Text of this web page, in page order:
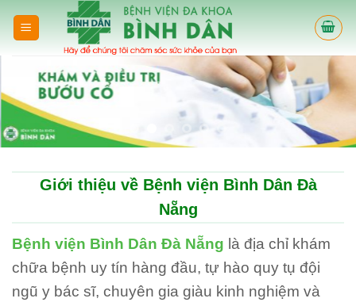
Giới thiệu về Bệnh viện Bình Dân Đà
Nẵng
Bệnh viện Bình Dân Đà Nẵng là địa chỉ khám
chữa bệnh uy tín hàng đầu, tự hào quy tụ đội
ngũ y bác sĩ, chuyên gia giàu kinh nghiệm và